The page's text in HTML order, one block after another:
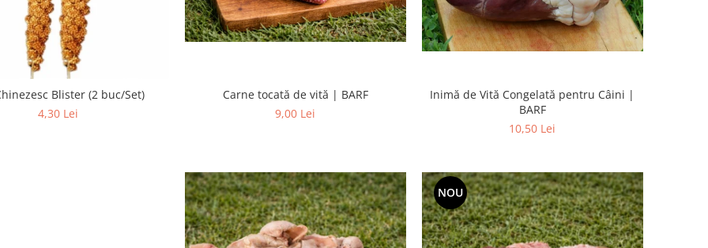
Blister (2 buc/Set)
4,30 Lei
Carne tocată de vită | BARF
9,00 Lei
Inimă de Vită Congelată pentru Câini |
BARF
10,50 Lei
NOU